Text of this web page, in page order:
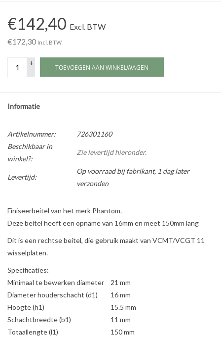
Machines |
Relatiegeschenken |
TIPS & KENNIS
€142,40 Excl. BTW
€172,30 Incl. BTW
+
-
TOEVOEGEN AAN WINKELWAGEN
Informatie
Artikelnummer:
726301160
Beschikbaar in
winkel?:
Zie levertijd hieronder.
Levertijd:
Op voorraad bij fabrikant, 1 dag later
verzonden
Finiseerbeitel van het merk Phantom.
Deze beitel heeft een opname van 16mm en meet 150mm lang
Dit is een rechtse beitel, die gebruik maakt van VCMT/VCGT 11
wisselplaten.
Specificaties:
Minimaal te bewerken diameter
21 mm
Diameter houderschacht (d1)
16 mm
Hoogte (h1)
15.5 mm
Schachtbreedte (b1)
11 mm
Totaallengte (l1)
150 mm